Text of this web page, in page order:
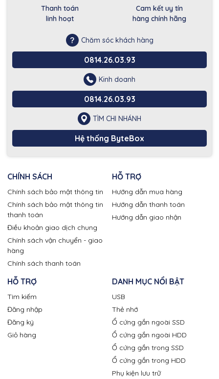
Thanh toán
linh hoạt
Cam kết uy tín
hàng chính hãng
Chăm sóc khách hàng
0814.26.03.93
Kinh doanh
0814.26.03.93
TÌM CHI NHÁNH
Hệ thống ByteBox
CHÍNH SÁCH
Chính sách bảo mật thông tin
Chính sách bảo mật thông tin
thanh toán
Điều khoản giao dịch chung
Chính sách vận chuyển - giao
hàng
Chính sách thanh toán
HỖ TRỢ
Hướng dẫn mua hàng
Hướng dẫn thanh toán
Hướng dẫn giao nhận
HỖ TRỢ
Tìm kiếm
Đăng nhập
Đăng ký
Giỏ hàng
DANH MỤC NỔI BẬT
USB
Thẻ nhớ
Ổ cứng gắn ngoài SSD
Ổ cứng gắn ngoài HDD
Ổ cứng gắn trong SSD
Ổ cứng gắn trong HDD
Phụ kiện lưu trữ